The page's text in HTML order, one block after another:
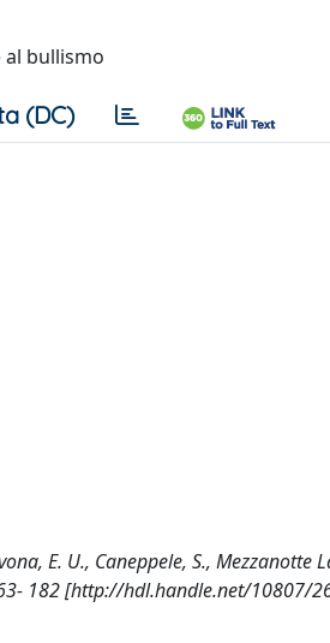
bullismo
(DC)
E. U., Caneppele, S., Mezzanotte
182 [http://hdl.handle.net/10807/